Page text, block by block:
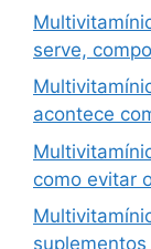
serve,
acontece
como evitar